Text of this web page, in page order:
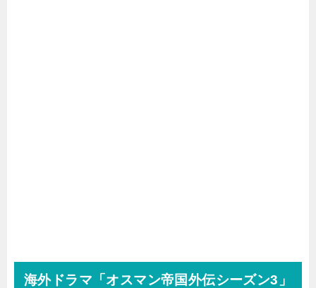
海外ドラマ「オスマン帝国外伝シーズン3」